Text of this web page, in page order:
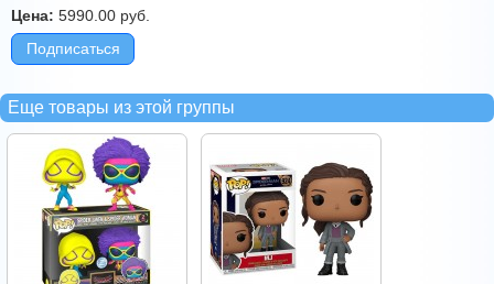
Цена: 5990.00 руб.
Подписаться
Еще товары из этой группы